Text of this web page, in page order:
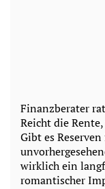
Finanzberater
Reicht die
Gibt es
wirklich ein
romantischer